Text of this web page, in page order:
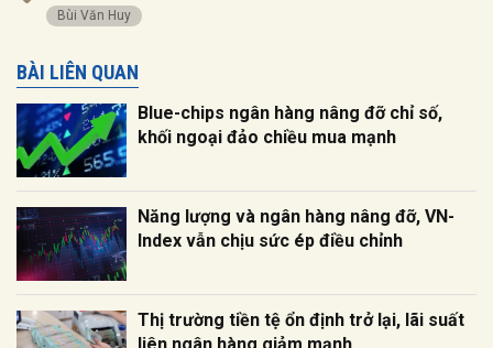
Bùi Văn Huy
BÀI LIÊN QUAN
Blue-chips ngân hàng nâng đỡ chỉ số,
khối ngoại đảo chiều mua mạnh
Năng lượng và ngân hàng nâng đỡ, VN-
Index vẫn chịu sức ép điều chỉnh
Thị trường tiền tệ ổn định trở lại, lãi suất